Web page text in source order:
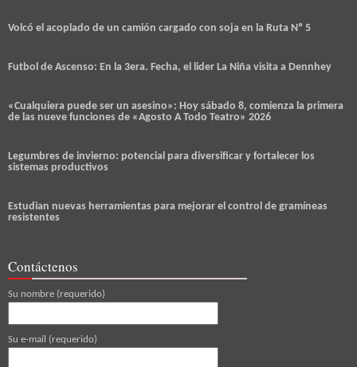
Volcó el acoplado de un camión cargado con soja en la Ruta Nº 5
Futbol de Ascenso: En la 3era. Fecha, el lider La Niña visita a Dennhey
«Cualquiera puede ser un asesino»: Hoy sábado 8, comienza la primera
de las nueve funciones de «Agosto A Todo Teatro» 2026
Legumbres de invierno: potencial para diversificar y fortalecer los
sistemas productivos
Estudian nuevas herramientas para mejorar el control de gramíneas
resistentes
Contáctenos
Su nombre (requerido)
Su e-mail (requerido)